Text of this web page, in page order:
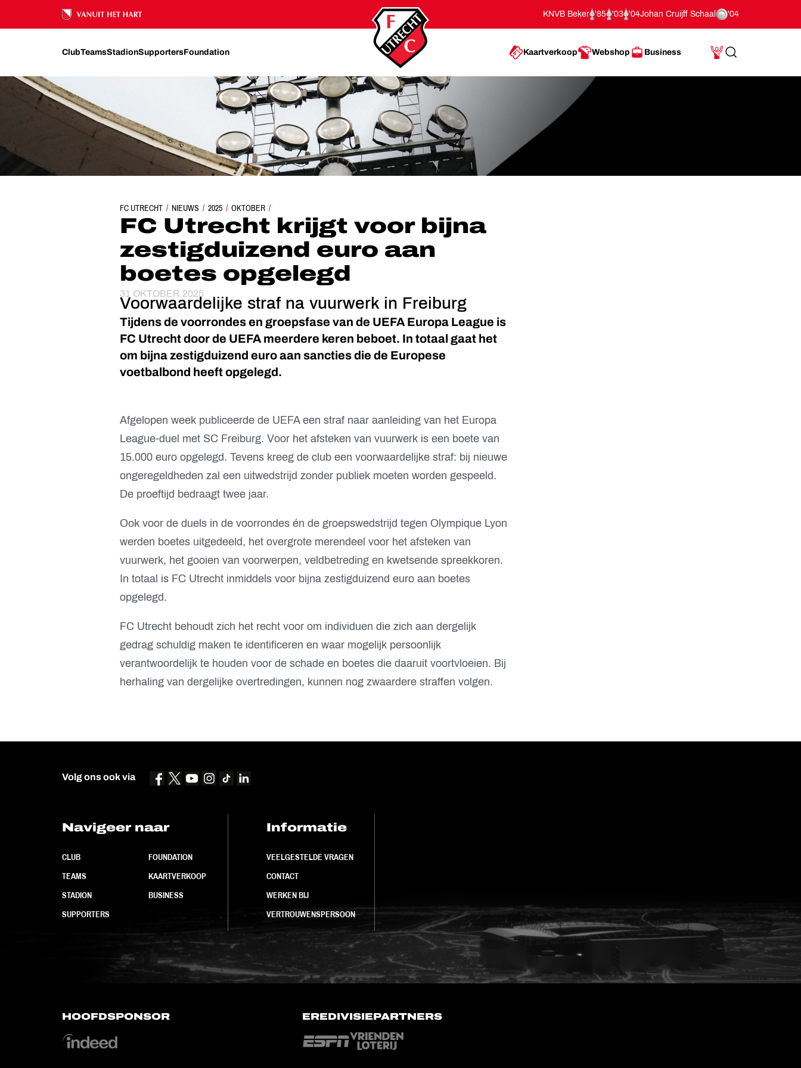
Ons nalatenschap
KNVB Beker '85 '03 '04Johan Cruijff Schaal '04
ClubTeamsStadionSupportersFoundation Kaartverkoop Webshop Business
Mijn Account
Search
FC UTRECHT NIEUWS 2025 OKTOBER
FC UTRECHT KRIJGT VOOR BIJNA ZESTIGDUIZEND EURO AAN BOETES OPGELEGD
FC Utrecht krijgt voor bijna
zestigduizend euro aan
boetes opgelegd
31 OKTOBER 2025
Voorwaardelijke straf na vuurwerk in Freiburg
Tijdens de voorrondes en groepsfase van de UEFA Europa League is
FC Utrecht door de UEFA meerdere keren beboet. In totaal gaat het
om bijna zestigduizend euro aan sancties die de Europese
voetbalbond heeft opgelegd.
Afgelopen week publiceerde de UEFA een straf naar aanleiding van het Europa
League-duel met SC Freiburg. Voor het afsteken van vuurwerk is een boete van
15.000 euro opgelegd. Tevens kreeg de club een voorwaardelijke straf: bij nieuwe
ongeregeldheden zal een uitwedstrijd zonder publiek moeten worden gespeeld.
De proeftijd bedraagt twee jaar.
Ook voor de duels in de voorrondes én de groepswedstrijd tegen Olympique Lyon
werden boetes uitgedeeld, het overgrote merendeel voor het afsteken van
vuurwerk, het gooien van voorwerpen, veldbetreding en kwetsende spreekkoren.
In totaal is FC Utrecht inmiddels voor bijna zestigduizend euro aan boetes
opgelegd.
FC Utrecht behoudt zich het recht voor om individuen die zich aan dergelijk
gedrag schuldig maken te identificeren en waar mogelijk persoonlijk
verantwoordelijk te houden voor de schade en boetes die daaruit voortvloeien. Bij
herhaling van dergelijke overtredingen, kunnen nog zwaardere straffen volgen.
Volg ons ook via
Navigeer naar
CLUB
TEAMS
STADION
SUPPORTERS
FOUNDATION
KAARTVERKOOP
BUSINESS
Informatie
VEELGESTELDE VRAGEN
CONTACT
WERKEN BIJ
VERTROUWENSPERSOON
HOOFDSPONSOR EREDIVISIEPARTNERS